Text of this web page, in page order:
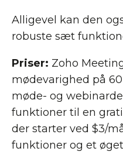
Alligevel kan den
robuste sæt
Priser: Zoho
mødevarighed på
møde- og
funktioner til en
der starter ved $3/
funktioner og et